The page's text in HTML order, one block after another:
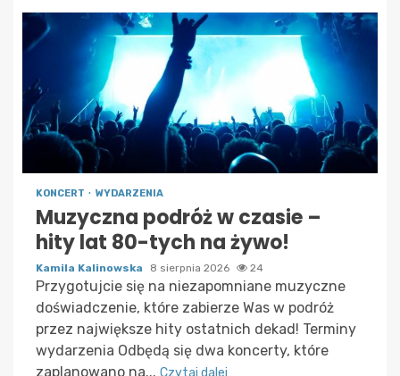
KONCERT WYDARZENIA
Muzyczna podróż w czasie –
hity lat 80-tych na żywo!
Kamila Kalinowska 8 sierpnia 2026 24
Przygotujcie się na niezapomniane muzyczne
doświadczenie, które zabierze Was w podróż
przez największe hity ostatnich dekad! Terminy
wydarzenia Odbędą się dwa koncerty, które
zaplanowano na... Czytaj dalej